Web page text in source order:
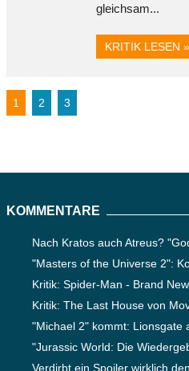
gleichsam...
KRITIK LESEN »
1 2 3
KOMMENTARE
Nach Kratos auch Atreus?
"Masters of the Universe 2":
Kritik: Spider-Man - Brand New
Kritik: The Last House von
"Michael 2" kommt: Lionsgate
"Jurassic World: Die
Verdirbt ein Spoiler wirklich den